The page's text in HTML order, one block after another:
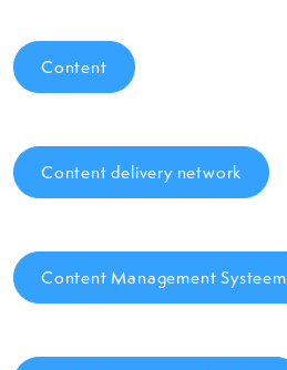
Content
Content delivery network
Content Management Systeem